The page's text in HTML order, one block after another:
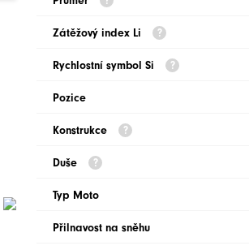
Zátěžový index Li
Rychlostní symbol Si
Pozice
Konstrukce
Duše
Typ Moto
Přilnavost na sněhu